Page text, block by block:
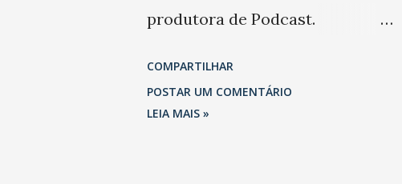
produtora de Podcast.
São Paulo.
COMPARTILHAR
POSTAR UM COMENTÁRIO
LEIA MAIS »